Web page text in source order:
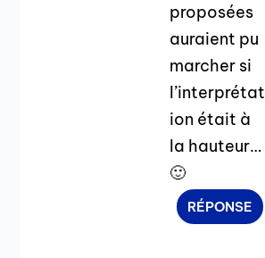
proposées
auraient pu
marcher si
l’interprétat
ion était à
la hauteur…
🙂
RÉPONSE